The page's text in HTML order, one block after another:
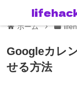
ホーム
Googleカレ
せる方法